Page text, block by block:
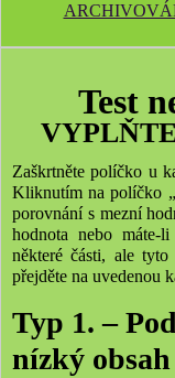
Test
Zaškrtněte políčko u
Kliknutím na políčko
porovnání s mezní
hodnota nebo
některéčásti, ale tyto
přejděte na uvedenou
Typ 1. –
nízký